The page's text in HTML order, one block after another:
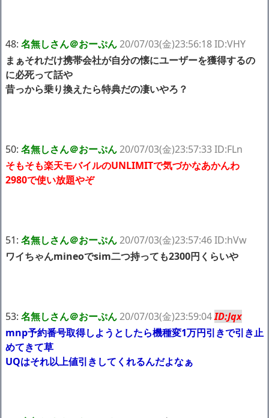
48: 名無しさん＠おーぷん20/07/03(金)23:56:18 ID:VHY
まぁそれだけ携帯会社が自分の懐にユーザーを獲得するの
に必死って話や
昔っから乗り換えたら特典だの凄いやろ？
50: 名無しさん＠おーぷん20/07/03(金)23:57:33 ID:FLn
そもそも楽天モバイルのUNLIMITで気づかなあかんわ
2980で使い放題やぞ
51: 名無しさん＠おーぷん20/07/03(金)23:57:46 ID:hVw
ワイちゃんmineoでsim二つ持っても2300円くらいや
53: 名無しさん＠おーぷん20/07/03(金)23:59:04ID:Jqx
mnp予約番号取得しようとしたら機種変1万円引きで引き止
めてきて草
UQはそれ以上値引きしてくれるんだよなぁ